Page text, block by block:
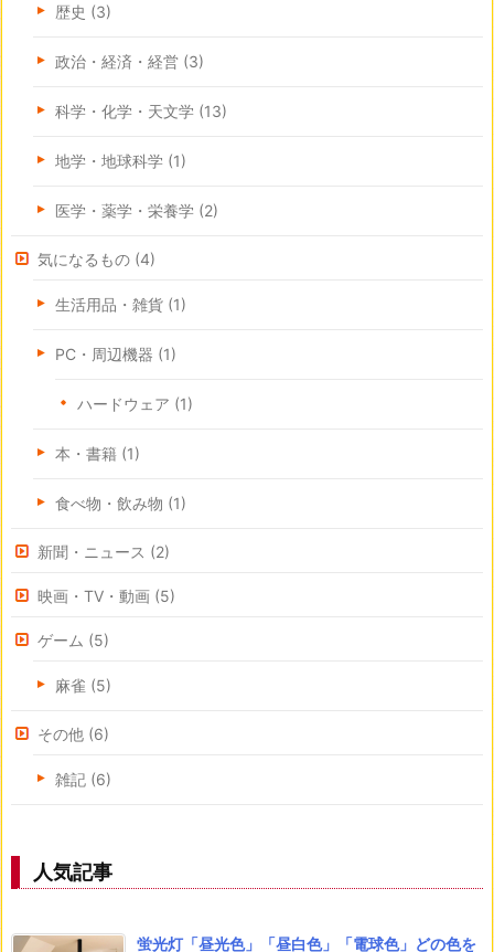
歴史 (3)
政治・経済・経営 (3)
科学・化学・天文学 (13)
地学・地球科学 (1)
医学・薬学・栄養学 (2)
気になるもの (4)
生活用品・雑貨 (1)
PC・周辺機器 (1)
ハードウェア (1)
本・書籍 (1)
食べ物・飲み物 (1)
新聞・ニュース (2)
映画・TV・動画 (5)
ゲーム (5)
麻雀 (5)
その他 (6)
雑記 (6)
人気記事
蛍光灯「昼光色」「昼白色」「電球色」どの色を